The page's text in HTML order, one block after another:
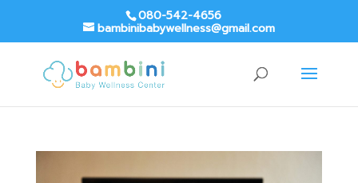
080-542-4656
bambinibabywellness@gmail.com